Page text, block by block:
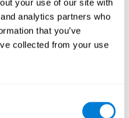
your use of our site with
analytics partners who
that you’ve
collected from your use
كيف يقوّي
عندما نقوم بمهمة تنبيه معرفية،
المهمّة هذه. إنّ تقوية الاتّصالات
بطريقة صحيحة المرة المقبلة
هكذا، عندما ننشّط الدماغ
إنّ دماغنا قادر على إجراء هذا